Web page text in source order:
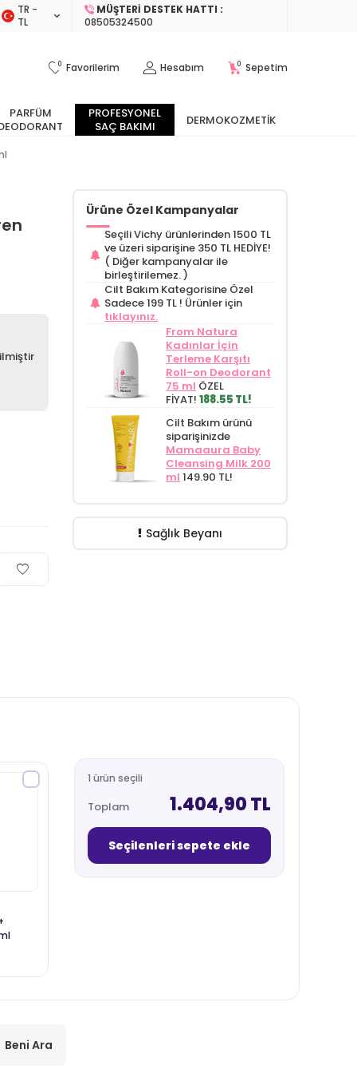
TR −
TL
MÜŞTERI DESTEK HATTI :
08505324500
0 Favorilerim Hesabım 0 Sepetim
PARFÜM
PROFESYONEL
SAÇ BAKIMI
DERMOKOZMETIK
Ürüne Özel Kampanyalar
Seçili Vichy ürünlerinden 1500 TL
ve üzeri siparişine 350 TL HEDİYE!
( Diğer kampanyalar ile
birleştirilemez. )
Cilt Bakım Kategorisine Özel
Sadece 199 TL ! Ürünler için
tıklayınız.
From Natura
Kadınlar İçin
Terleme Karşıtı
Roll-on Deodorant
75 ml ÖZEL
FİYAT! 188.55 TL!
Cilt Bakım ürünü
siparişinizde
Mamaaura Baby
Cleansing Milk 200
ml 149.90 TL!
Sağlık Beyanı
1 ürün seçili
Toplam 1.404,90 TL
Seçilenleri sepete ekle
Beni Ara